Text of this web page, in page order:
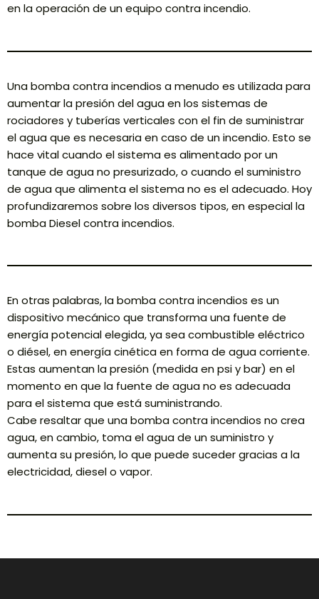
en la operación de un equipo contra incendio.
Una bomba contra incendios a menudo es utilizada para
aumentar la presión del agua en los sistemas de
rociadores y tuberías verticales con el fin de suministrar
el agua que es necesaria en caso de un incendio. Esto se
hace vital cuando el sistema es alimentado por un
tanque de agua no presurizado, o cuando el suministro
de agua que alimenta el sistema no es el adecuado. Hoy
profundizaremos sobre los diversos tipos, en especial la
bomba Diesel contra incendios.
En otras palabras, la bomba contra incendios es un
dispositivo mecánico que transforma una fuente de
energía potencial elegida, ya sea combustible eléctrico
o diésel, en energía cinética en forma de agua corriente.
Estas aumentan la presión (medida en psi y bar) en el
momento en que la fuente de agua no es adecuada
para el sistema que está suministrando.
Cabe resaltar que una bomba contra incendios no crea
agua, en cambio, toma el agua de un suministro y
aumenta su presión, lo que puede suceder gracias a la
electricidad, diesel o vapor.